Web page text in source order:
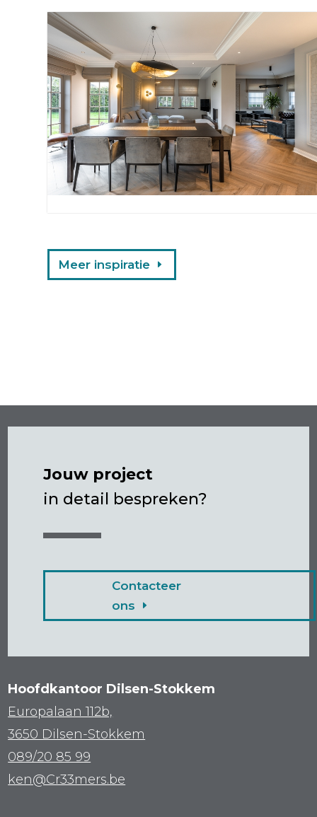
Meer inspiratie
Jouw project
in detail bespreken?
Contacteer
ons
Hoofdkantoor Dilsen-Stokkem
Europalaan 112b,
3650 Dilsen-Stokkem
089/20 85 99
ken@Cr33mers.be